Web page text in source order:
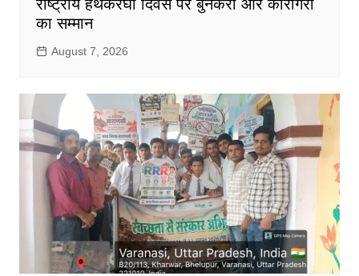
राष्ट्रीय हथकरघा दिवस पर बुनकरों और कारीगरों
का सम्मान
August 7, 2026